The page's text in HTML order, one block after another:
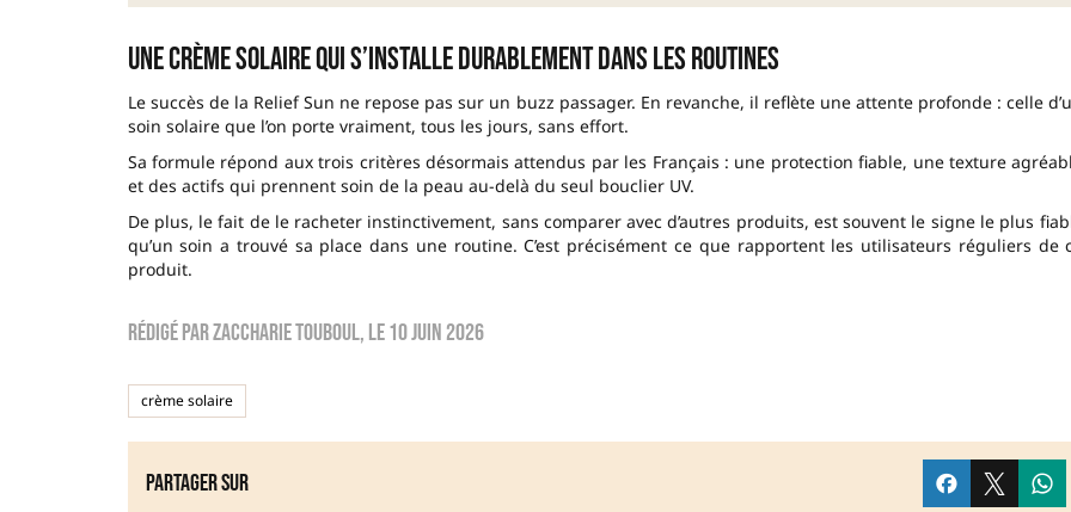
Une crème solaire qui s’installe durablement dans les routines
Le succès de la Relief Sun ne repose pas sur un buzz passager. En revanche, il reflète une attente profonde : celle
soin solaire que l’on porte vraiment, tous les jours, sans effort.
Sa formule répond aux trois critères désormais attendus par les Français : une protection fiable, une texture
et des actifs qui prennent soin de la peau au-delà du seul bouclier UV.
De plus, le fait de le racheter instinctivement, sans comparer avec d’autres produits, est souvent le signe le plus
qu’un soin a trouvé sa place dans une routine. C’est précisément ce que rapportent les utilisateurs réguliers de
produit.
Rédigé parzaccharie touboul, le10 juin 2026
crème solaire
Partager sur